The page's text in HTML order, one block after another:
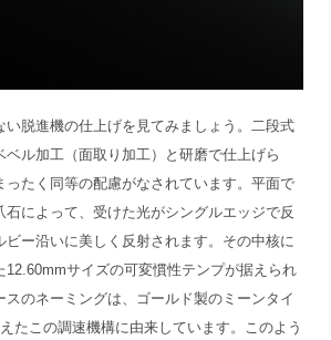
脱進機の仕上げを見てみましょう。二段式
ベル加工（面取り加工）と研磨で仕上げら
ったく同等の配慮がなされています。平面で
石によって、受けた光がシングルエッジで反
ビー沿いに美しく反射されます。その中核に
12.60mmサイズの可変慣性テンプが据えられ
スのネーミングは、ゴールド製のミーンタイ
たこの調速機構に由来しています。このよう